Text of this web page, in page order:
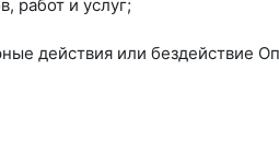
работ и услуг;
действия или бездействие